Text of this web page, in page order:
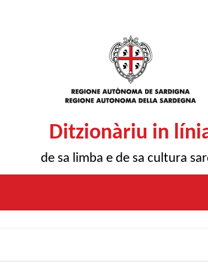
Ditzionàriu in
de sa limba e de sa cultura